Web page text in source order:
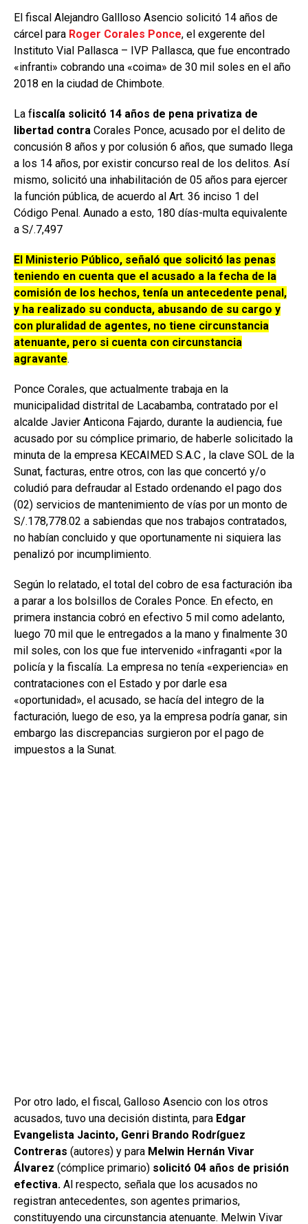
El fiscal Alejandro Gallloso Asencio solicitó 14 años de
cárcel para Roger Corales Ponce, el exgerente del
Instituto Vial Pallasca – IVP Pallasca, que fue encontrado
«infranti» cobrando una «coima» de 30 mil soles en el año
2018 en la ciudad de Chimbote.
La fiscalía solicitó 14 años de pena privatiza de
libertad contra Corales Ponce, acusado por el delito de
concusión 8 años y por colusión 6 años, que sumado llega
a los 14 años, por existir concurso real de los delitos. Así
mismo, solicitó una inhabilitación de 05 años para ejercer
la función pública, de acuerdo al Art. 36 inciso 1 del
Código Penal. Aunado a esto, 180 días-multa equivalente
a S/.7,497
El Ministerio Público, señaló que solicitó las penas
teniendo en cuenta que el acusado a la fecha de la
comisión de los hechos, tenía un antecedente penal,
y ha realizado su conducta, abusando de su cargo y
con pluralidad de agentes, no tiene circunstancia
atenuante, pero si cuenta con circunstancia
agravante.
Ponce Corales, que actualmente trabaja en la
municipalidad distrital de Lacabamba, contratado por el
alcalde Javier Anticona Fajardo, durante la audiencia, fue
acusado por su cómplice primario, de haberle solicitado la
minuta de la empresa KECAIMED S.A.C , la clave SOL de la
Sunat, facturas, entre otros, con las que concertó y/o
coludió para defraudar al Estado ordenando el pago dos
(02) servicios de mantenimiento de vías por un monto de
S/.178,778.02 a sabiendas que nos trabajos contratados,
no habían concluido y que oportunamente ni siquiera las
penalizó por incumplimiento.
Según lo relatado, el total del cobro de esa facturación iba
a parar a los bolsillos de Corales Ponce. En efecto, en
primera instancia cobró en efectivo 5 mil como adelanto,
luego 70 mil que le entregados a la mano y finalmente 30
mil soles, con los que fue intervenido «infraganti «por la
policía y la fiscalía. La empresa no tenía «experiencia» en
contrataciones con el Estado y por darle esa
«oportunidad», el acusado, se hacía del integro de la
facturación, luego de eso, ya la empresa podría ganar, sin
embargo las discrepancias surgieron por el pago de
impuestos a la Sunat.
Por otro lado, el fiscal, Galloso Asencio con los otros
acusados, tuvo una decisión distinta, para Edgar
Evangelista Jacinto, Genri Brando Rodríguez
Contreras (autores) y para Melwin Hernán Vivar
Álvarez (cómplice primario) solicitó 04 años de prisión
efectiva. Al respecto, señala que los acusados no
registran antecedentes, son agentes primarios,
constituyendo una circunstancia atenuante. Melwin Vivar